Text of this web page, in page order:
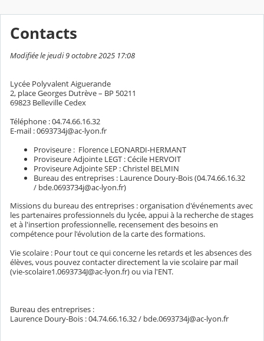
Contacts
Modifiée le jeudi 9 octobre 2025 17:08
Lycée Polyvalent Aiguerande
2, place Georges Dutrève – BP 50211
69823 Belleville Cedex
Téléphone : 04.74.66.16.32
E-mail : 0693734j@ac-lyon.fr
Proviseure : Florence LEONARDI-HERMANT
Proviseure Adjointe LEGT : Cécile HERVOIT
Proviseure Adjointe SEP : Christel BELMIN
Bureau des entreprises : Laurence Doury-Bois (04.74.66.16.32
/ bde.0693734j@ac-lyon.fr)
Missions du bureau des entreprises : organisation d'événements avec
les partenaires professionnels du lycée, appui à la recherche de stages
et à l'insertion professionnelle, recensement des besoins en
compétence pour l'évolution de la carte des formations.
Vie scolaire : Pour tout ce qui concerne les retards et les absences des
élèves, vous pouvez contacter directement la vie scolaire par mail
(vie-scolaire1.0693734J@ac-lyon.fr) ou via l'ENT.
Bureau des entreprises :
Laurence Doury-Bois : 04.74.66.16.32 / bde.0693734j@ac-lyon.fr